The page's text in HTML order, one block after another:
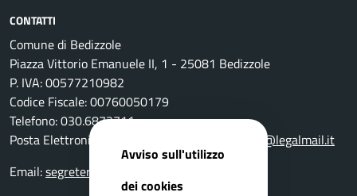
CONTATTI
Comune di Bedizzole
Piazza Vittorio Emanuele II, 1 - 25081 Bedizzole
P. IVA: 00577210982
Codice Fiscale: 00760050179
Telefono: 030.6872711
Posta Elettronica Certificata:
comune.bedizzole@legalmail.it
Email:segreteria@comune.bedizzole.bs.it
Avviso sull'utilizzo
dei cookies